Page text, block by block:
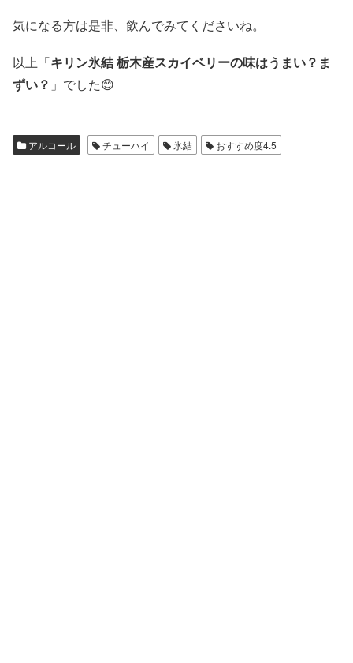
気になる方は是非、飲んでみてくださいね。
以上「キリン氷結 栃木産スカイベリーの味はうまい？ま
ずい？ 」でした😊
アルコール チューハイ 氷結 おすすめ度4.5